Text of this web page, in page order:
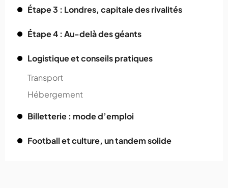
Étape 3 : Londres, capitale des rivalités
Étape 4 : Au-delà des géants
Logistique et conseils pratiques
Transport
Hébergement
Billetterie : mode d’emploi
Football et culture, un tandem solide